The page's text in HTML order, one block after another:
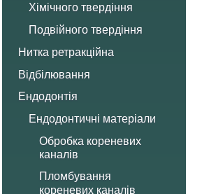
Хімічного твердіння
Подвійного твердіння
Нитка ретракційна
Відбілювання
Ендодонтія
Ендодонтичні матеріали
Обробка кореневих
каналів
Пломбування
кореневих каналів